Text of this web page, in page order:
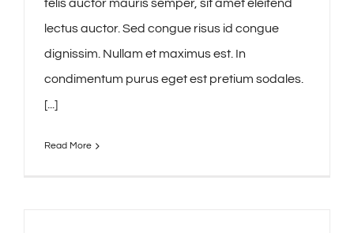
felis auctor mauris semper, sit amet eleifend
lectus auctor. Sed congue risus id congue
dignissim. Nullam et maximus est. In
condimentum purus eget est pretium sodales.
[...]
Read More